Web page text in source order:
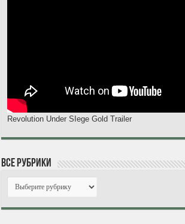
Revolution Under SIege Gold Trailer
Все рубрики